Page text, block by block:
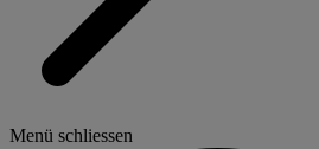
Menü schliessen